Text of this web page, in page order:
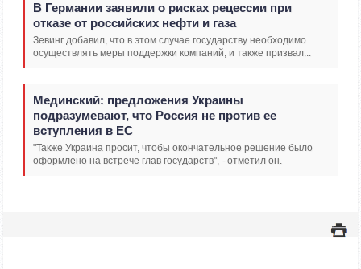
В Германии заявили о рисках рецессии при
отказе от российских нефти и газа
Зевинг добавил, что в этом случае государству необходимо
осуществлять меры поддержки компаний, и также призвал...
Мединский: предложения Украины
подразумевают, что Россия не против ее
вступления в ЕС
"Также Украина просит, чтобы окончательное решение было
оформлено на встрече глав государств", - отметил он.